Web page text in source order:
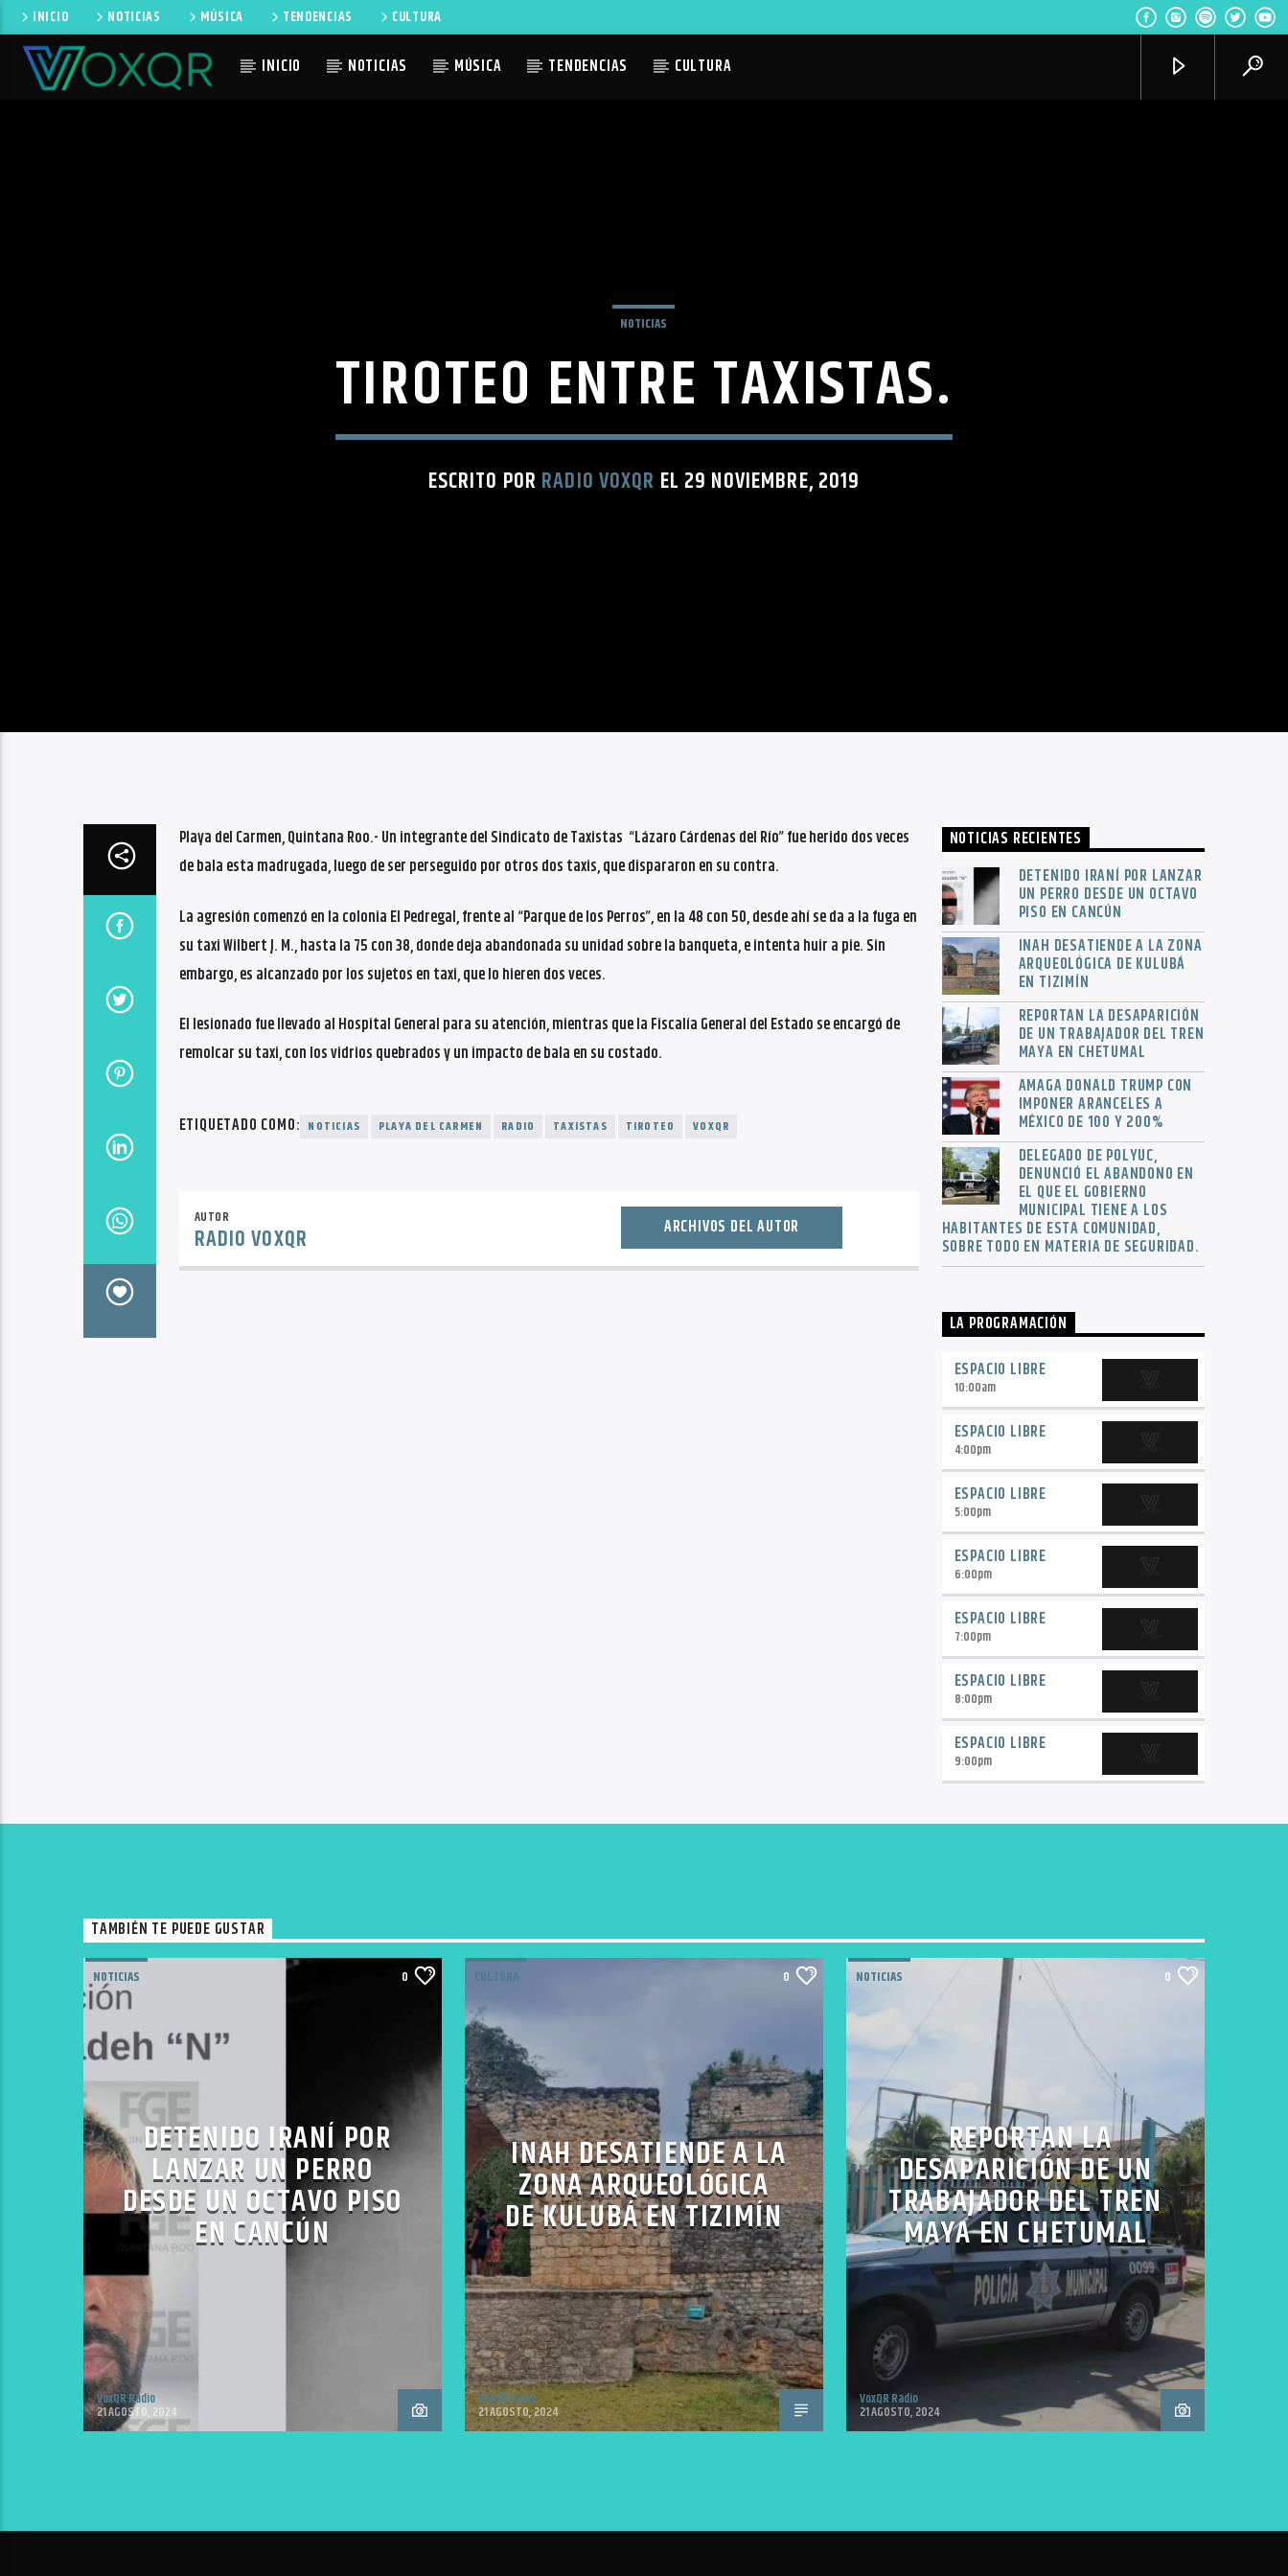
INICIO NOTICIAS MÚSICA TENDENCIAS CULTURA
INICIO NOTICIAS MÚSICA TENDENCIAS CULTURA
NOTICIAS
TIROTEO ENTRE TAXISTAS.
ESCRITO POR RADIO VOXQR EL 29 NOVIEMBRE, 2019
Playa del Carmen, Quintana Roo.- Un integrante del Sindicato de Taxistas “Lázaro Cárdenas del Río” fue herido dos veces
de bala esta madrugada, luego de ser perseguido por otros dos taxis, que dispararon en su contra.
La agresión comenzó en la colonia El Pedregal, frente al “Parque de los Perros”, en la 48 con 50, desde ahí se da a la fuga en
su taxi Wilbert J. M., hasta la 75 con 38, donde deja abandonada su unidad sobre la banqueta, e intenta huir a pie. Sin
embargo, es alcanzado por los sujetos en taxi, que lo hieren dos veces.
El lesionado fue llevado al Hospital General para su atención, mientras que la Fiscalía General del Estado se encargó de
remolcar su taxi, con los vidrios quebrados y un impacto de bala en su costado.
ETIQUETADO COMO: NOTICIAS PLAYA DEL CARMEN RADIO TAXISTAS TIROTEO VOXQR
AUTOR
RADIO VOXQR ARCHIVOS DEL AUTOR
NOTICIAS RECIENTES
DETENIDO IRANÍ POR LANZAR
UN PERRO DESDE UN OCTAVO
PISO EN CANCÚN
INAH DESATIENDE A LA ZONA
ARQUEOLÓGICA DE KULUBÁ
EN TIZIMÍN
REPORTAN LA DESAPARICIÓN
DE UN TRABAJADOR DEL TREN
MAYA EN CHETUMAL
AMAGA DONALD TRUMP CON
IMPONER ARANCELES A
MÉXICO DE 100 Y 200%
DELEGADO DE POLYUC,
DENUNCIÓ EL ABANDONO EN
EL QUE EL GOBIERNO
MUNICIPAL TIENE A LOS
HABITANTES DE ESTA COMUNIDAD,
SOBRE TODO EN MATERIA DE SEGURIDAD.
LA PROGRAMACIÓN
ESPACIO LIBRE
10:00am
ESPACIO LIBRE
4:00pm
ESPACIO LIBRE
5:00pm
ESPACIO LIBRE
6:00pm
ESPACIO LIBRE
7:00pm
ESPACIO LIBRE
8:00pm
ESPACIO LIBRE
9:00pm
TAMBIÉN TE PUEDE GUSTAR
NOTICIAS 0
DETENIDO IRANÍ POR
LANZAR UN PERRO
DESDE UN OCTAVO PISO
EN CANCÚN
VoxQR Radio
21 AGOSTO, 2024
CULTURA 0
INAH DESATIENDE A LA
ZONA ARQUEOLÓGICA
DE KULUBÁ EN TIZIMÍN
VoxQR Radio
21 AGOSTO, 2024
NOTICIAS 0
REPORTAN LA
DESAPARICIÓN DE UN
TRABAJADOR DEL TREN
MAYA EN CHETUMAL
VoxQR Radio
21 AGOSTO, 2024